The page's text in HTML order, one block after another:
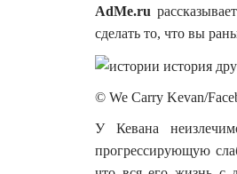
AdMe.ru
сделать то, что вы
© We Carry Kevan/
У Кевана
прогрессирующую